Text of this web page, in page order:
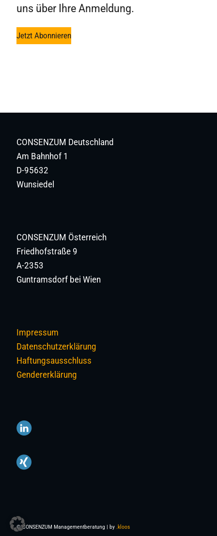
uns über Ihre Anmeldung.
Jetzt Abonnieren
CONSENZUM Deutschland
Am Bahnhof 1
D-95632
Wunsiedel
CONSENZUM Österreich
Friedhofstraße 9
A-2353
Guntramsdorf bei Wien
Impressum
Datenschutzerklärung
Haftungsausschluss
Gendererklärung
© CONSENZUM Managementberatung | by .kloos